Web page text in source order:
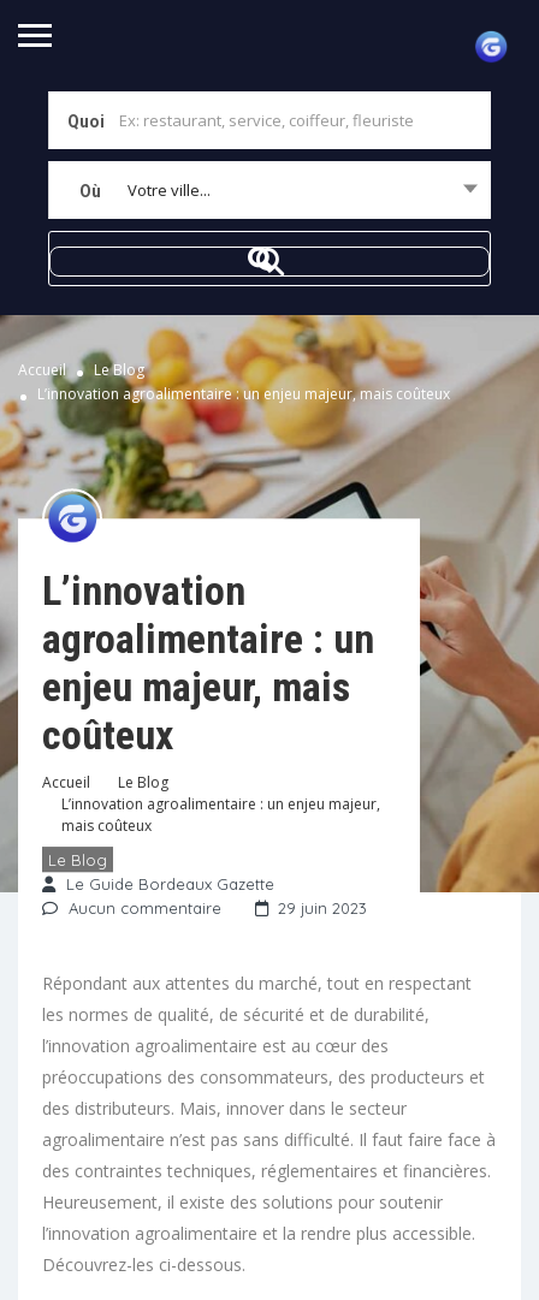
Quoi
Où Votre ville...
Accueil
Le Blog
L’innovation agroalimentaire : un enjeu majeur, mais coûteux
L’innovation
agroalimentaire : un
enjeu majeur, mais
coûteux
Accueil
Le Blog
L’innovation agroalimentaire : un enjeu majeur,
mais coûteux
Le Blog
Le Guide Bordeaux Gazette
Aucun commentaire
29 juin 2023
Répondant aux attentes du marché, tout en respectant
les normes de qualité, de sécurité et de durabilité,
l’innovation agroalimentaire est au cœur des
préoccupations des consommateurs, des producteurs et
des distributeurs. Mais, innover dans le secteur
agroalimentaire n’est pas sans difficulté. Il faut faire face à
des contraintes techniques, réglementaires et financières.
Heureusement, il existe des solutions pour soutenir
l’innovation agroalimentaire et la rendre plus accessible.
Découvrez-les ci-dessous.